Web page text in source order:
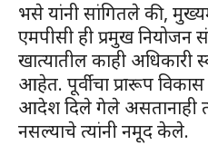
भसे यांनी सांगितले की,
एमपीसी ही प्रमुख नियोजन
खात्यातील काही अधिकारी
आहेत. पूर्वीचा प्रारूप
आदेश दिले गेले असतानाही
नसल्याचे त्यांनी नमूद केले.